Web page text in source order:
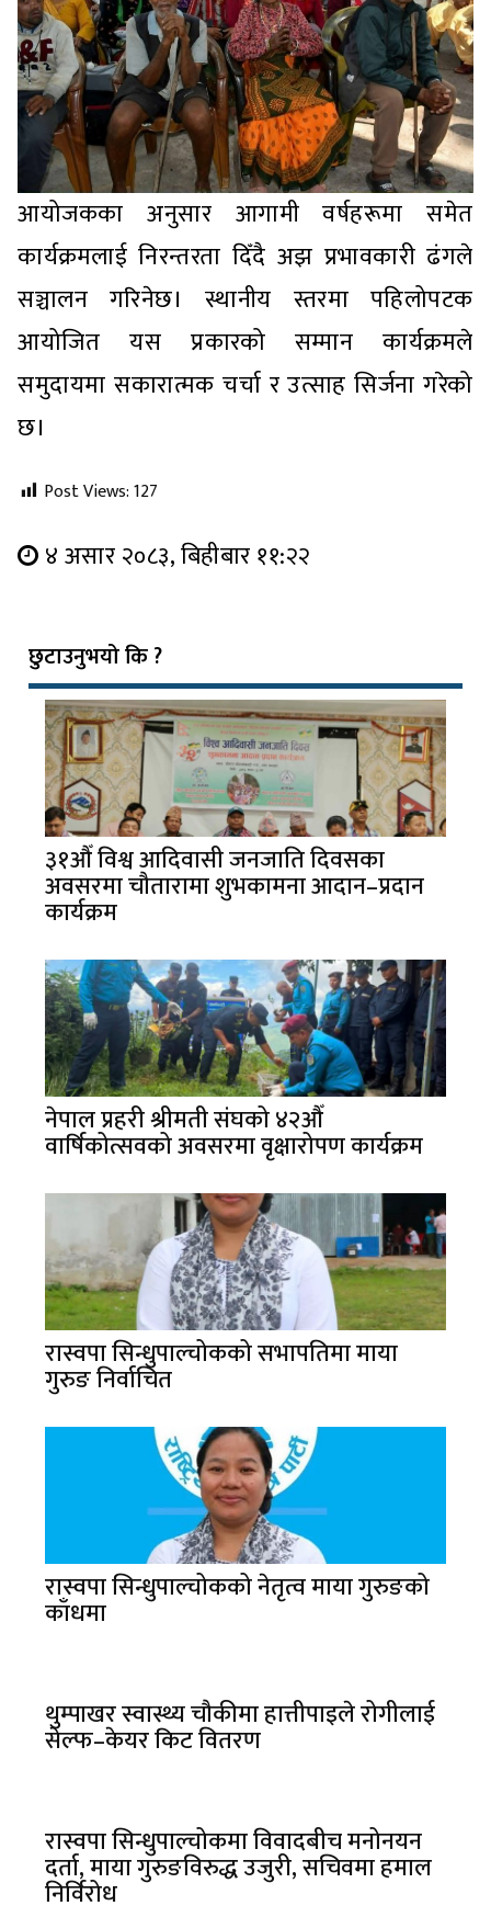
आयोजकका अनुसार आगामी वर्षहरूमा समेत
कार्यक्रमलाई निरन्तरता दिँदै अझ प्रभावकारी ढंगले
सञ्चालन गरिनेछ। स्थानीय स्तरमा पहिलोपटक
आयोजित यस प्रकारको सम्मान कार्यक्रमले
समुदायमा सकारात्मक चर्चा र उत्साह सिर्जना गरेको
छ।
Post Views:127
४ असार २०८३, बिहीबार ११:२२
छुटाउनुभयो कि ?
३१औँ विश्व आदिवासी जनजाति दिवसका
अवसरमा चौतारामा शुभकामना आदान–प्रदान
कार्यक्रम
नेपाल प्रहरी श्रीमती संघको ४२औँ
वार्षिकोत्सवको अवसरमा वृक्षारोपण कार्यक्रम
रास्वपा सिन्धुपाल्चोकको सभापतिमा माया
गुरुङ निर्वाचित
रास्वपा सिन्धुपाल्चोकको नेतृत्व माया गुरुङको
काँधमा
थुम्पाखर स्वास्थ्य चौकीमा हात्तीपाइले रोगीलाई
सेल्फ–केयर किट वितरण
रास्वपा सिन्धुपाल्चोकमा विवादबीच मनोनयन
दर्ता, माया गुरुङविरुद्ध उजुरी, सचिवमा हमाल
निर्विरोध